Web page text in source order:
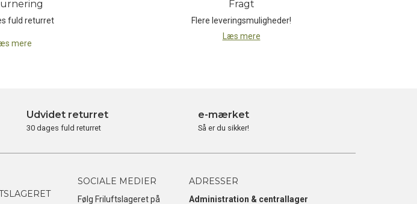
fuld returret
mere
Fragt
Flere leveringsmuligheder!
Læs mere
Udvidet returret
30 dages fuld returret
e-mærket
Så er du sikker!
SOCIALE MEDIER
Følg Friluftslageret på
ADRESSER
Administration & centrallager